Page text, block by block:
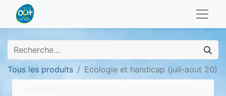
Tous les produits Ecologie et handicap (juil-aout 20)